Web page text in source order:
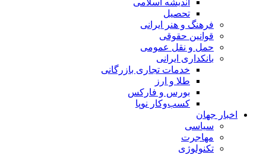
اندیشه اسلامی
تحصیل
فرهنگ و هنر ایرانی
قوانین حقوقی
حمل و نقل عمومی
بانکداری ایرانی
خدمات تجاری بازرگانی
طلا و ارز
بورس و فارکس
کسب‌وکار نوپا
اخبار جهان
سیاسی
مهاجرت
تکنولوژی